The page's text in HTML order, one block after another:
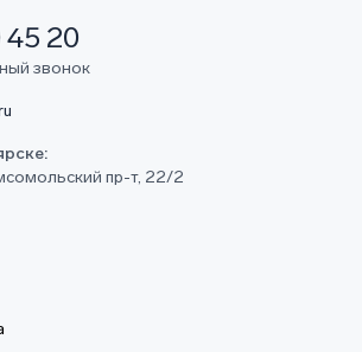
45 20
звонок
пр-т, 22/2